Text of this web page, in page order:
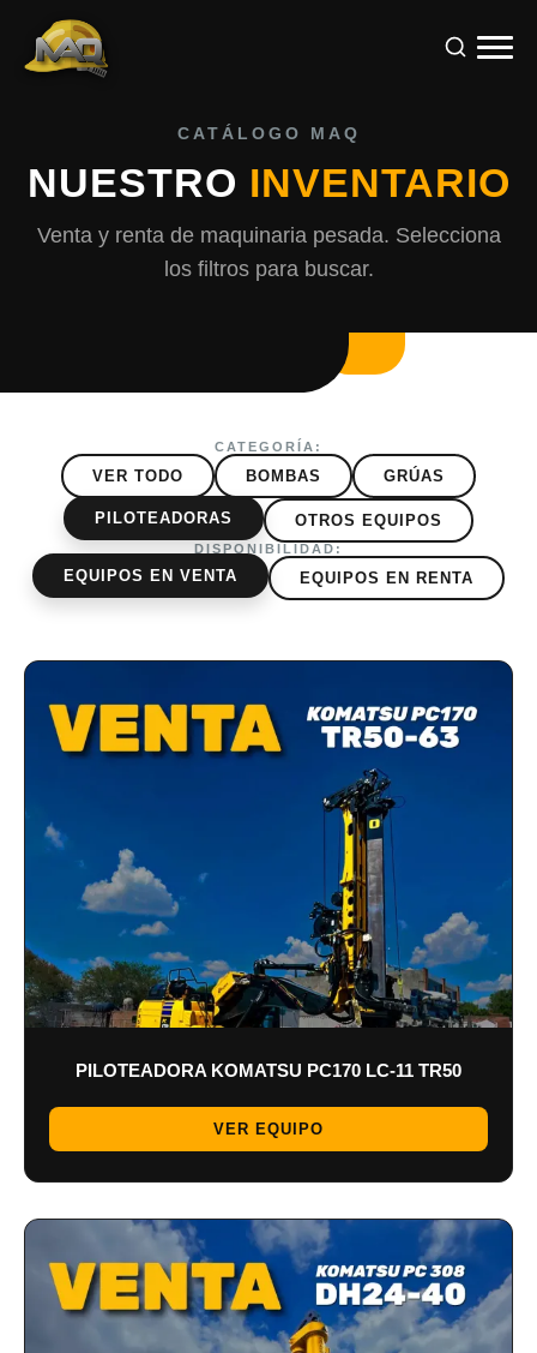
CATÁLOGO MAQ
NUESTRO INVENTARIO
Venta y renta de maquinaria pesada. Selecciona
los filtros para buscar.
CATEGORÍA:
VER TODO BOMBAS GRÚAS
PILOTEADORAS OTROS EQUIPOS
DISPONIBILIDAD:
EQUIPOS EN VENTA EQUIPOS EN RENTA
PILOTEADORA KOMATSU PC170 LC-11 TR50
VER EQUIPO